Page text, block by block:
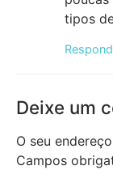
tipos
Deixe um
O seu
Campos